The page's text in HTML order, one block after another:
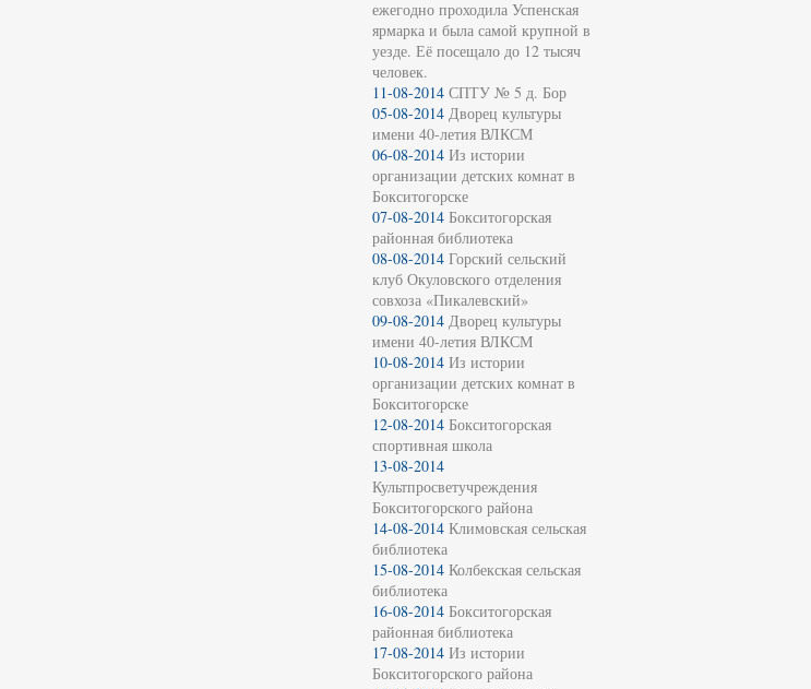
ежегодно проходила Успенская
ярмарка и была самой крупной в
уезде. Её посещало до 12 тысяч
человек.
11-08-2014 СПТУ № 5 д. Бор
05-08-2014 Дворец культуры
имени 40-летия ВЛКСМ
06-08-2014 Из истории
организации детских комнат в
Бокситогорске
07-08-2014 Бокситогорская
районная библиотека
08-08-2014 Горский сельский
клуб Окуловского отделения
совхоза «Пикалевский»
09-08-2014 Дворец культуры
имени 40-летия ВЛКСМ
10-08-2014 Из истории
организации детских комнат в
Бокситогорске
12-08-2014 Бокситогорская
спортивная школа
13-08-2014
Культпросветучреждения
Бокситогорского района
14-08-2014 Климовская сельская
библиотека
15-08-2014 Колбекская сельская
библиотека
16-08-2014 Бокситогорская
районная библиотека
17-08-2014 Из истории
Бокситогорского района